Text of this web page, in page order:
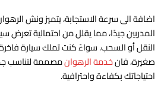
اضافة الى سرعة الاستجابة، يتميز ونش
المدربين جيدًا، مما يقلل من احتمالية تعرض
النقل أو السحب. سواءً كنت تملك سيارة
صغيرة، فانخدمة الرهوانمصممة لتناسب
احتياجاتك بكفاءة واحترافية.